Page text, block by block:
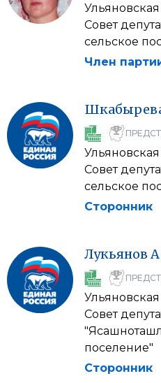
Ульяновская
Совет
сельское
Член
Ульяновская
Совет
сельское
Сторонник
Лукьянов
Ульяновская
Совет
поселение"
Сторонник